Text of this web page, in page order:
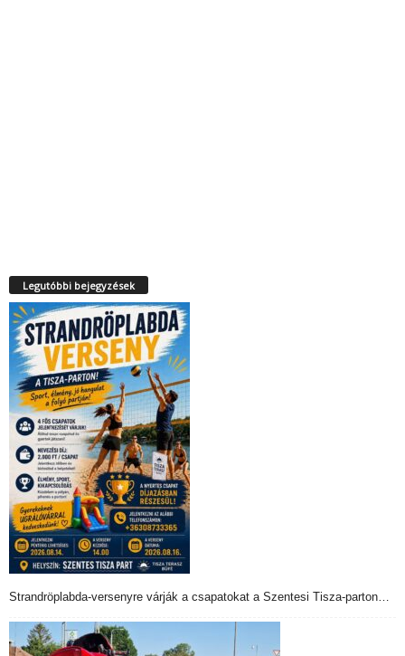
Legutóbbi bejegyzések
Strandröplabda-versenyre várják a csapatokat a Szentesi Tisza-parton…